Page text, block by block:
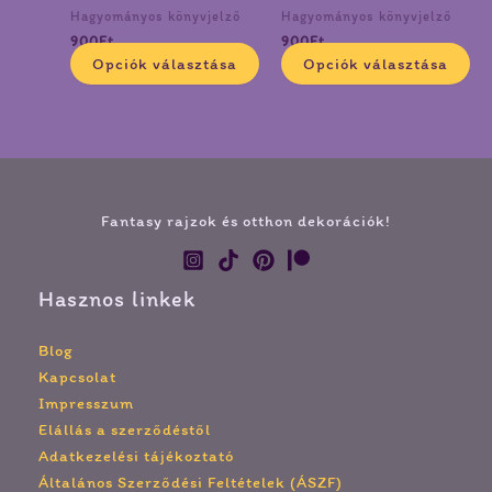
Hagyományos könyvjelző
900Ft
Opciók választása
termékoldalon
választhatók
ki
Hagyományos könyvjelző
900Ft
Opciók választása
ki
Fantasy rajzok és otthon dekorációk!
Hasznos linkek
Blog
Kapcsolat
Impresszum
Elállás a szerződéstől
Adatkezelési tájékoztató
Általános Szerződési Feltételek (ÁSZF)